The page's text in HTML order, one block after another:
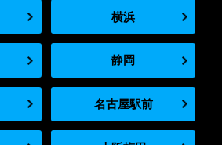
横浜
静岡
名古屋駅前